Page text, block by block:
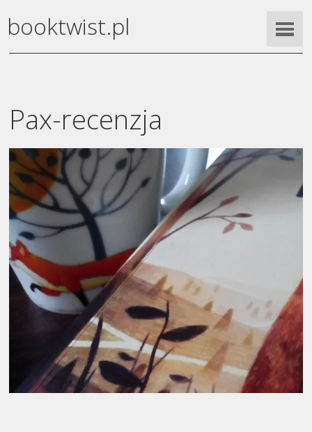
booktwist.pl
Pax-recenzja